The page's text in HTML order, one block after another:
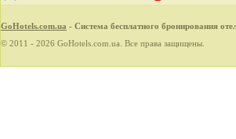
GoHotels.com.ua - Система бесплатного бронирования
© 2011 - 2026 GoHotels.com.ua. Все права защищены.